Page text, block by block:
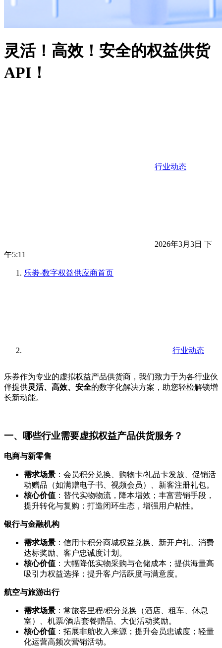
灵活！高效！安全的权益供货
API！
行业动态
2026年3月3日 下
午5:11
乐劵-数字权益供应商首页
行业动态
乐券作为专业的虚拟权益产品供货商，我们致力于为各行业伙
伴提供灵活、高效、安全的数字化解决方案，助您轻松解锁增
长新动能。
一、哪些行业需要虚拟权益产品供货服务？
电商与新零售
需求场景 ：会员积分兑换、购物卡/礼品卡发放、促销活
动赠品（如满赠电子书、视频会员）、新客注册礼包。
核心价值 ：替代实物物流，降本增效；丰富营销手段，
提升转化与复购；打造闭环生态，增强用户粘性。
银行与金融机构
需求场景 ：信用卡积分商城权益兑换、新开户礼、消费
达标奖励、客户忠诚度计划。
核心价值 ：大幅降低实物采购与仓储成本；提供海量高
吸引力权益选择；提升客户活跃度与满意度。
航空与旅游出行
需求场景 ：常旅客里程/积分兑换（酒店、租车、休息
室）、机票/酒店套餐赠品、大促活动奖励。
核心价值 ：拓展非航收入来源；提升会员忠诚度；轻量
化运营高频次营销活动。